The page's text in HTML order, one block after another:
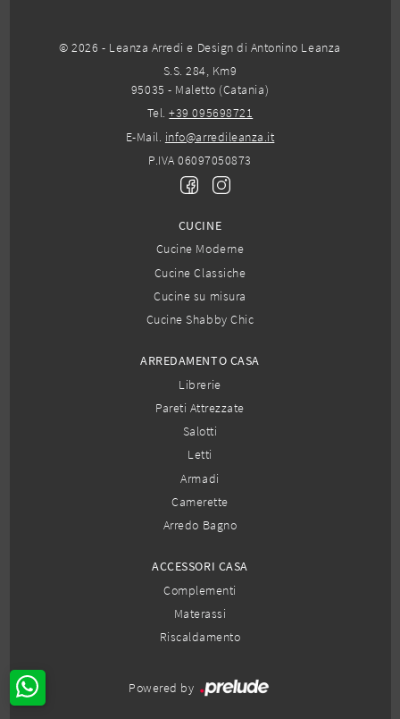
© 2026 - Leanza Arredi e Design di Antonino Leanza
S.S. 284, Km9
95035 - Maletto (Catania)
Tel.+39 095698721
E-Mail. info@arredileanza.it
P.IVA 06097050873
CUCINE
Cucine Moderne
Cucine Classiche
Cucine su misura
Cucine Shabby Chic
ARREDAMENTO CASA
Librerie
Pareti Attrezzate
Salotti
Letti
Armadi
Camerette
Arredo Bagno
ACCESSORI CASA
Complementi
Materassi
Riscaldamento
Powered by